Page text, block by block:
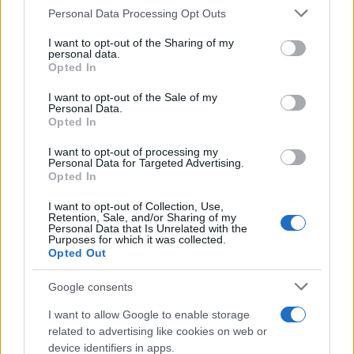
Please note that this website/app uses one or more Google
not limited to your visit or usage behaviour. You may click to
grant or deny consent to Google and its third-party tags to
use your data for below specified purposes in below Google
consent section.
Personal Data Processing Opt Outs
I want to opt-out of the Sharing of my
personal data.
Opted In
I want to opt-out of the Sale of my
Personal Data.
Opted In
I want to opt-out of processing my
Personal Data for Targeted Advertising.
Opted In
I want to opt-out of Collection, Use,
Retention, Sale, and/or Sharing of my
Personal Data that Is Unrelated with the
Purposes for which it was collected.
Opted Out
Google consents
I want to allow Google to enable storage
related to advertising like cookies on web or
device identifiers in apps.
Σάββατο 23 Μαρ 2019, 19:20
ντέρμπι και την πρωτιά
πρώτο σετ, αλλά
είναι οριστικά δεύτερος
Σάββατο 23 Μαρ 2019, 20:54
Βόλεϊ: Η φάση που
οι μπουγάτσες στο
Ο «τελικός» μεταξύ
Ολυμπιακού και ΠΑΟΚ